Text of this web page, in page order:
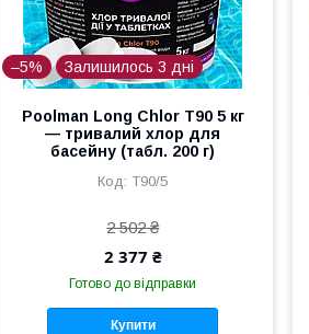
–5% Залишилось 3 дні
Poolman Long Chlor T90 5 кг
— тривалий хлор для
басейну (табл. 200 г)
T90/5
2 502 ₴
2 377 ₴
Готово до відправки
Купити